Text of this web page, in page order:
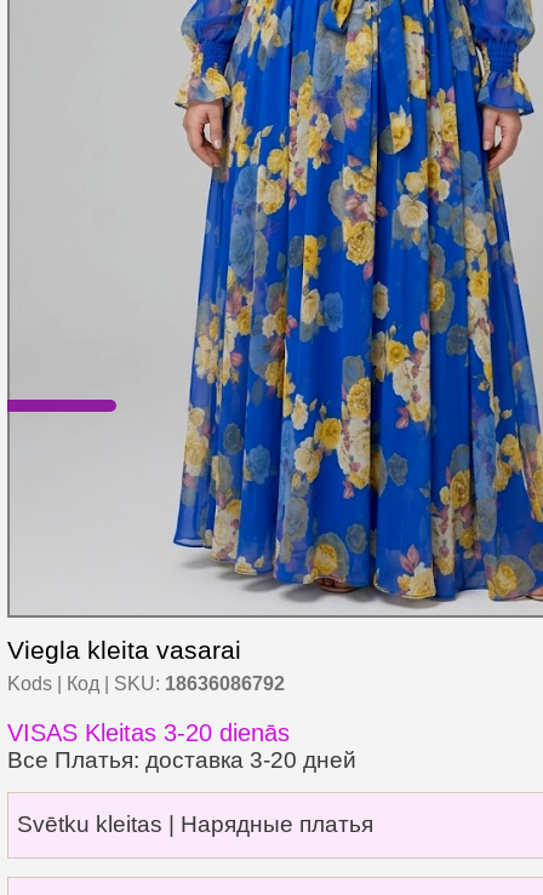
Viegla kleita vasarai
Kods | Код | SKU: 18636086792
VISAS Kleitas 3-20 dienās
Все Платья: доставка 3-20 дней
Svētku kleitas | Нарядные платья